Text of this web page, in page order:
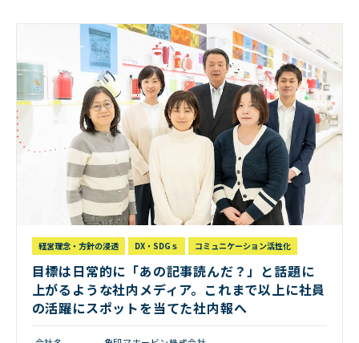
経営理念・方針の浸透 DX・SDGｓ コミュニケーション活性化
目標は日常的に「あの記事読んだ？」と話題に
上がるような社内メディア。これまで以上に社員
の活躍にスポットを当てた社内報へ